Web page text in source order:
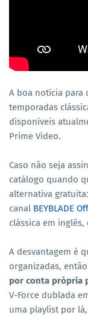
A boa notícia para
temporadas
disponíveis
Prime Video.
Caso não seja
catálogo quando
alternativa
canal BEYBLADE
clássica em
A desvantagem é
organizadas,
por conta própria
V-Force dublada
uma playlist por